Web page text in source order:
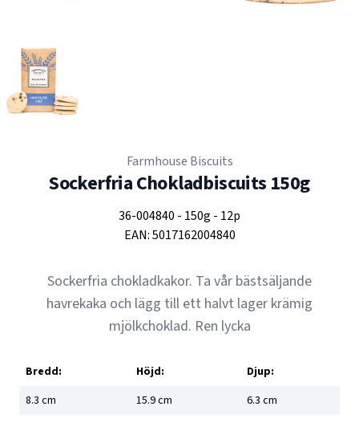
Farmhouse Biscuits
Sockerfria Chokladbiscuits 150g
36-004840 - 150g - 12p
EAN:5017162004840
Sockerfria chokladkakor. Ta vår bästsäljande
havrekaka och lägg till ett halvt lager krämig
mjölkchoklad. Ren lycka
Bredd: Höjd:
Djup:
8.3 cm 15.9cm 6.3 cm